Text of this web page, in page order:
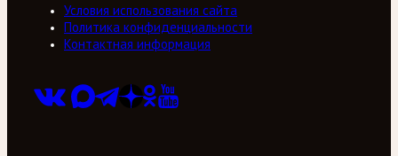
Условия использования сайта
Политика конфиденциальности
Контактная информация